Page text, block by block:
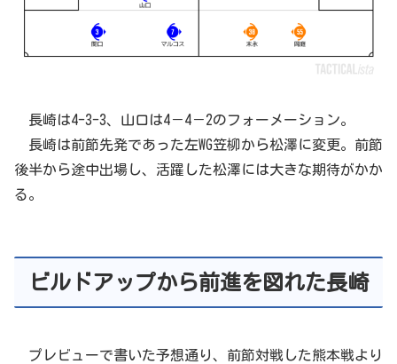
長崎は4-3-3、山口は4－4－2のフォーメーション。
長崎は前節先発であった左WG笠柳から松澤に変更。前節
後半から途中出場し、活躍した松澤には大きな期待がかか
る。
ビルドアップから前進を図れた長崎
プレビューで書いた予想通り、前節対戦した熊本戦より